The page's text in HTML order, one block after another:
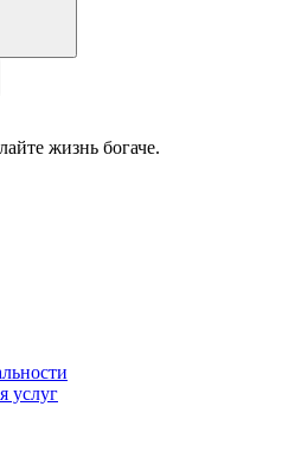
жизнь богаче.
услуг